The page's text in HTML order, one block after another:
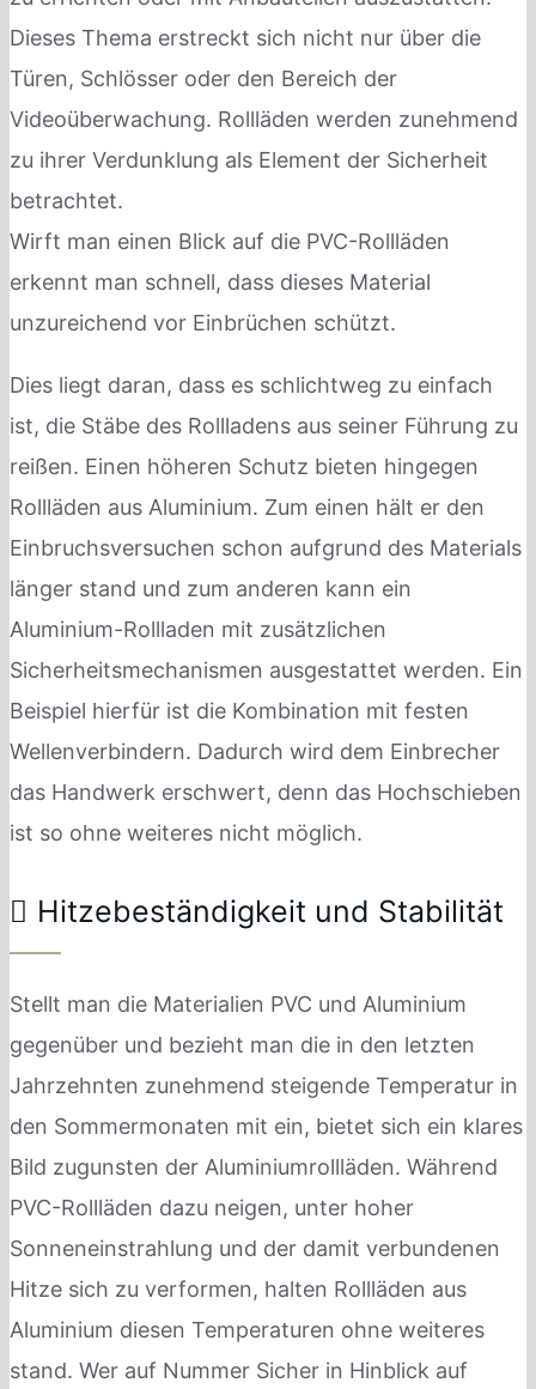
Dieses Thema erstreckt sich nicht nur über die
Türen, Schlösser oder den Bereich der
Videoüberwachung. Rollläden werden zunehmend
zu ihrer Verdunklung als Element der Sicherheit
betrachtet.
Wirft man einen Blick auf die PVC-Rollläden
erkennt man schnell, dass dieses Material
unzureichend vor Einbrüchen schützt.
Dies liegt daran, dass es schlichtweg zu einfach
ist, die Stäbe des Rollladens aus seiner Führung zu
reißen. Einen höheren Schutz bieten hingegen
Rollläden aus Aluminium. Zum einen hält er den
Einbruchsversuchen schon aufgrund des Materials
länger stand und zum anderen kann ein
Aluminium-Rollladen mit zusätzlichen
Sicherheitsmechanismen ausgestattet werden. Ein
Beispiel hierfür ist die Kombination mit festen
Wellenverbindern. Dadurch wird dem Einbrecher
das Handwerk erschwert, denn das Hochschieben
ist so ohne weiteres nicht möglich.
Hitzebeständigkeit und Stabilität
Stellt man die Materialien PVC und Aluminium
gegenüber und bezieht man die in den letzten
Jahrzehnten zunehmend steigende Temperatur in
den Sommermonaten mit ein, bietet sich ein klares
Bild zugunsten der Aluminiumrollläden. Während
PVC-Rollläden dazu neigen, unter hoher
Sonneneinstrahlung und der damit verbundenen
Hitze sich zu verformen, halten Rollläden aus
Aluminium diesen Temperaturen ohne weiteres
stand. Wer auf Nummer Sicher in Hinblick auf